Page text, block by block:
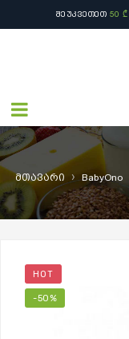
ᲨᲔᲣᲙᲕᲔᲗᲔᲗ 50 ₾
მთავარი › BabyOno
HOT
-50%